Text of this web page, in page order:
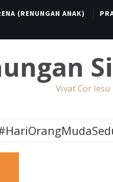
(RENUNGAN ANAK)
Vivat Cor